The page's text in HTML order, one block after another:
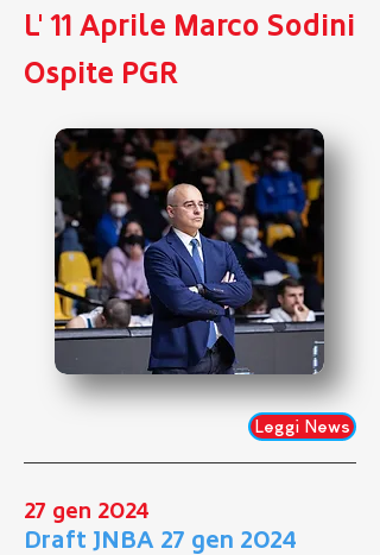
L' 11 Aprile Marco Sodini
Ospite PGR
Leggi News
27 gen 2024
Draft JNBA 27 gen 2024